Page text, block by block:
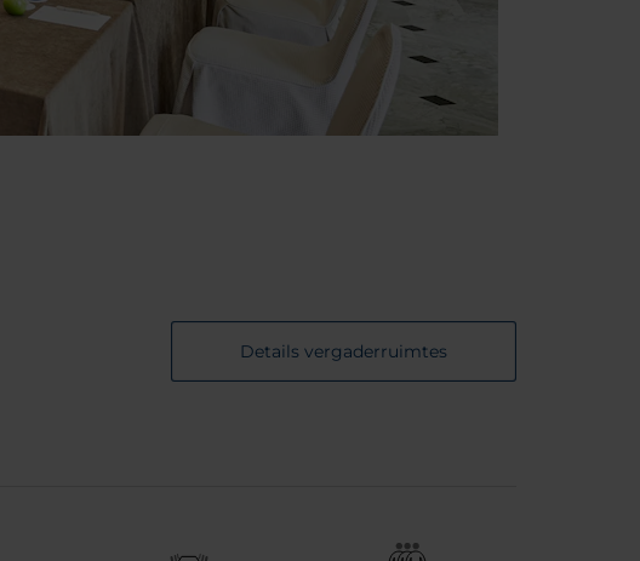
Details vergaderruimtes